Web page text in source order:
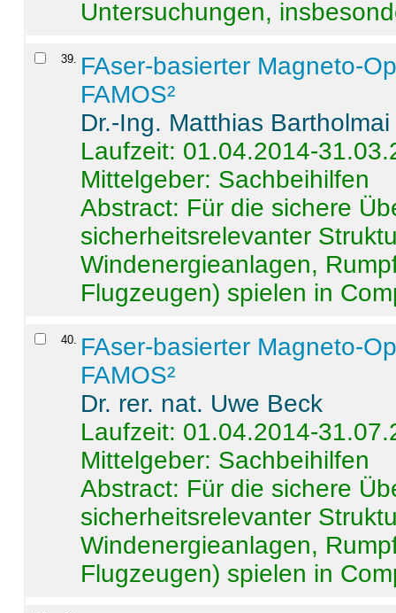
Untersuchungen,
39. FAser-basierter Magneto-
FAMOS²
Dr.-Ing. Matthias Bartholmai
Laufzeit: 01.04.2014-
Mittelgeber: Sachbeihilfen
Abstract: Für die sichere
sicherheitsrelevanter
Windenergieanlagen,
Flugzeugen) spielen in
40. FAser-basierter Magneto-
FAMOS²
Dr. rer. nat. Uwe Beck
Laufzeit: 01.04.2014-
Mittelgeber: Sachbeihilfen
Abstract: Für die sichere
sicherheitsrelevanter
Windenergieanlagen,
Flugzeugen) spielen in